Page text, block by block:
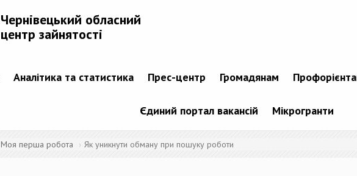
Чернівецький обласний
центр зайнятості
Аналітика та статистика Прес-центр Громадянам
Єдиний портал вакансій Мікрогранти
Моя перша робота Як уникнути обману при пошуку роботи